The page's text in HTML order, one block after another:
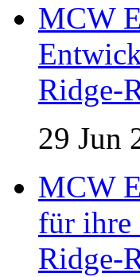
MCW
Ridge-
29 Jun
MCW
für ihre
Ridge-